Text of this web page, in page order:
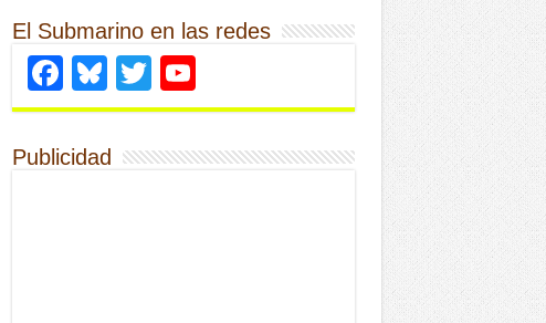
El Submarino en las redes
Facebook
Bluesky
Twitter
Publicidad